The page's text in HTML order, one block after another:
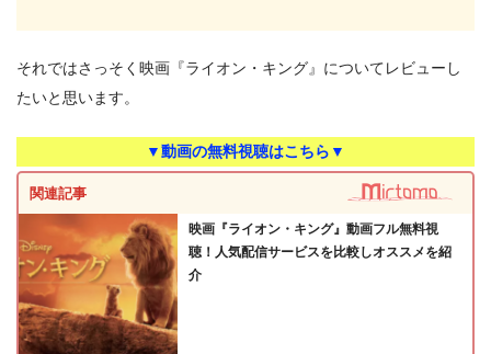
それではさっそく映画『ライオン・キング』についてレビューし
たいと思います。
▼動画の無料視聴はこちら▼
関連記事
映画『ライオン・キング』動画フル無料視
聴！人気配信サービスを比較しオススメを紹
介